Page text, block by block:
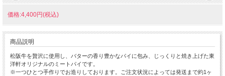
価格:4,400円(税込)
商品説明
松阪牛を贅沢に使用し、バターの香り豊かなパイに包み、じっくりと焼き上げた東
洋軒オリジナルのミートパイです。
※一つひとつ手作りでお造りしております。ご注文状況によっては発送まで約1ヶ